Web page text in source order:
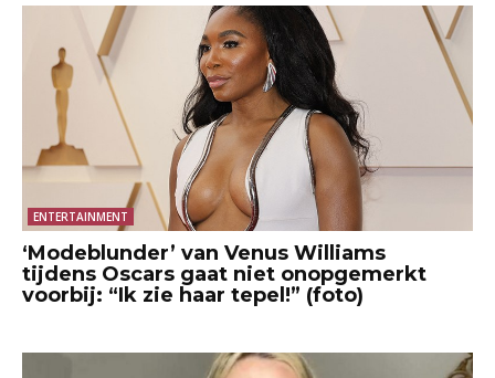
ENTERTAINMENT
‘Modeblunder’ van Venus Williams
tijdens Oscars gaat niet onopgemerkt
voorbij: “Ik zie haar tepel!” (foto)